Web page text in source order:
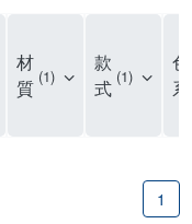
材
質 1
款
式 1
色
系
1